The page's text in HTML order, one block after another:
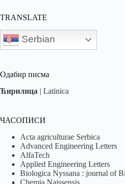
TRANSLATE
Serbian
Одабир писма
Ћирилица | Latinica
ЧАСОПИСИ
Acta agriculturae Serbica
Advanced Engineering Letters
AlfaTech
Applied Engineering Letters
Biologica Nyssana : journal of
Chemia Naissensis